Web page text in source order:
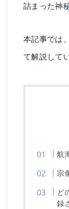
詰まった神
本記事では
て解説して
航
宗
ど
録